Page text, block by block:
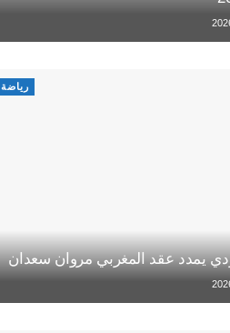
رياضة
يمدد عقد المغربي مروان سعدان